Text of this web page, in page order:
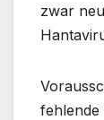
zwar
fehlende